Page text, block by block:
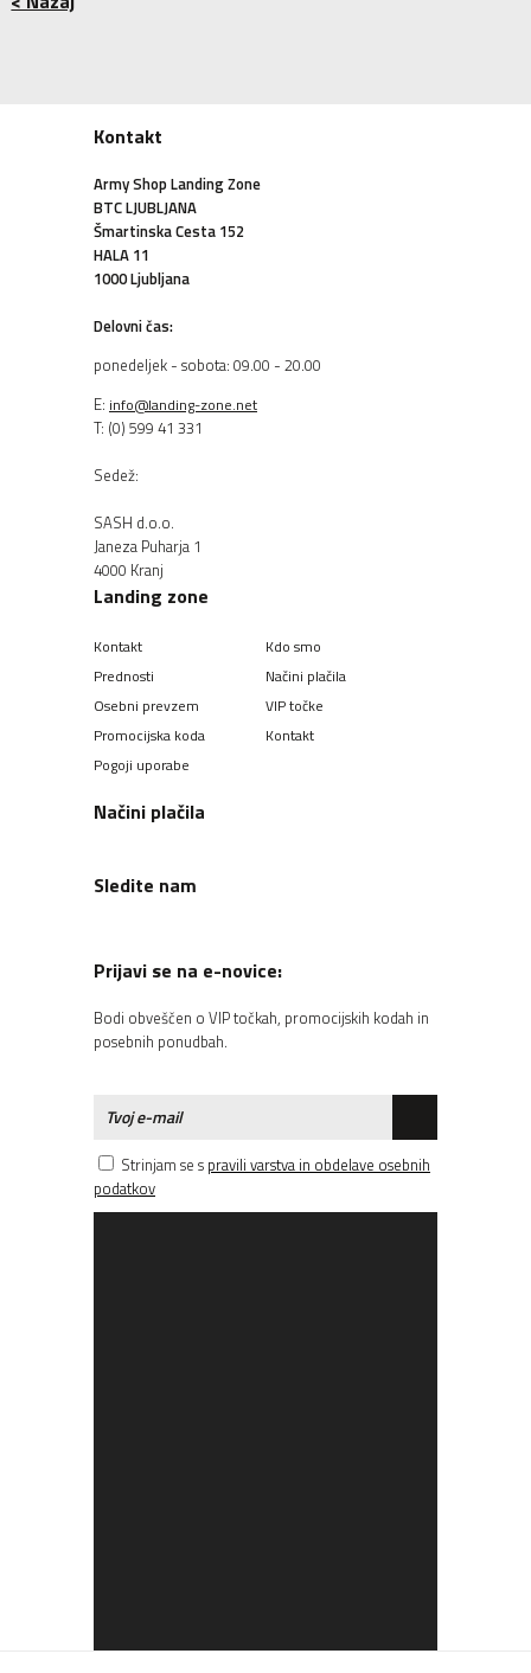
Kontakt
Army Shop Landing Zone
BTC LJUBLJANA
Šmartinska Cesta 152
HALA 11
1000 Ljubljana
Delovni čas:
ponedeljek - sobota: 09.00 - 20.00
E: info@landing-zone.net
T: (0) 599 41 331
Sedež:
SASH d.o.o.
Janeza Puharja 1
4000 Kranj
Landing zone
Kontakt
Kdo smo
Prednosti
Načini plačila
Osebni prevzem
VIP točke
Promocijska koda
Kontakt
Pogoji uporabe
Načini plačila
Sledite nam
Prijavi se na e-novice:
Bodi obveščen o VIP točkah, promocijskih kodah in
posebnih ponudbah.
Strinjam se s pravili varstva in obdelave osebnih
podatkov